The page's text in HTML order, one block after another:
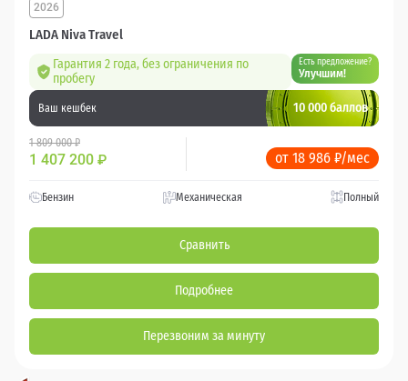
LADA Niva Travel
2026
Гарантия 2 года, без ограничения по
пробегу
Есть предложение?
Улучшим!
Ваш кешбек 10 000 баллов
1 809 000 ₽
1 407 200 ₽ от 18 986 ₽/мес
Бензин Механическая Полный
Сравнить
Подробнее
Перезвоним за минуту